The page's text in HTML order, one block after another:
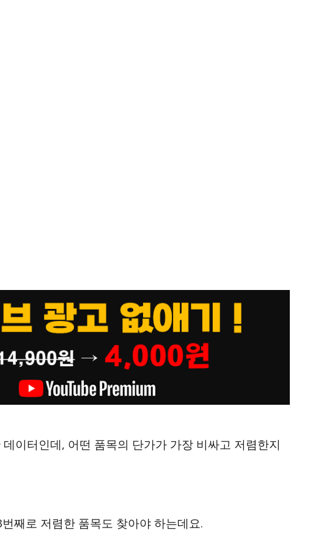
이터인데, 어떤 품목의 단가가 가장 비싸고 저렴한지
째로 저렴한 품목도 찾아야 하는데요.